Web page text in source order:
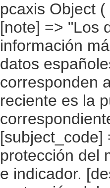
pcaxis Object ( [axis_version] => [creation_date] => 20100215 13:13 [note] => "Los datos están sujetos a actualización continua. La información más " "actual está disponible en la web de Eurostat. Los datos españoles " "proporcionados por Eurostat no siempre corresponden a la última " "actualización y la información más reciente es la publicada en el " "apartado de resultados detallados correspondientes. " [subject_area] => Cuentas ambientales [subject_code] => 01 [matrix] => 01001 [title] => Gasto/ inversión en protección del medioambiente del sector público " "por país, periodo e indicador. [description] => [contents] => Gasto/ inversión en protección del medioambiente del sector público [units] => porcentaje del PIB. [stub] => Array ( [0] => país ) [heading] => Array ( [0] => periodo [1] => indicador ) [prestext] => [values] => Array ( [: www.ine.es ; tel: +34 91 " "5839100 fax +34 91 5839158 ";